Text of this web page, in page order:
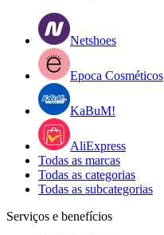
Netshoes
Epoca Cosméticos
KaBuM!
AliExpress
Todas as marcas
Todas as categorias
Todas as subcategorias
Serviços e benefícios